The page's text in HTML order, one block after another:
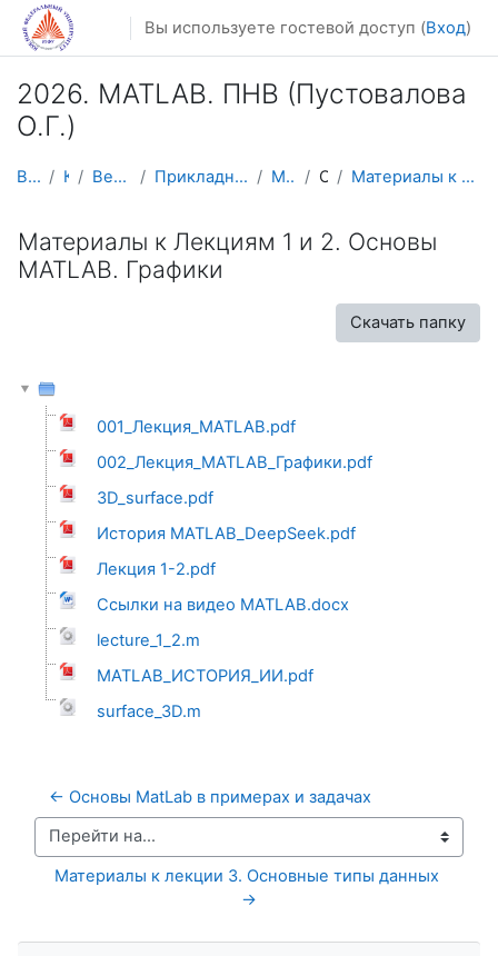
Перейти к основному содержанию
Вы используете гостевой доступ (Вход)
2026. MATLAB. ПНВ (Пустовалова
О.Г.)
В начало Курсы Весенний семестр Прикладная математика и информатика MATLAB2026 Общее Материалы к Лекциям 1 и 2. Основы MATLAB. Графики
Материалы к Лекциям 1 и 2. Основы
MATLAB. Графики
Скачать папку
001_Лекция_MATLAB.pdf
002_Лекция_MATLAB_Графики.pdf
3D_surface.pdf
История MATLAB_DeepSeek.pdf
Лекция 1-2.pdf
Ссылки на видео MATLAB.docx
lecture_1_2.m
MATLAB_ИСТОРИЯ_ИИ.pdf
surface_3D.m
← Основы MatLab в примерах и задачах
Перейти на...
Материалы к лекции 3. Основные типы данных
→